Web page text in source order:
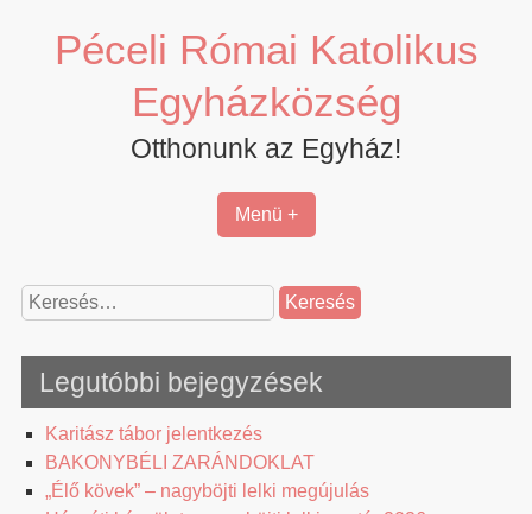
contentPéceli Római Katolikus
Egyházközség
Otthonunk az Egyház!
Menü +
Keresés:
Legutóbbi bejegyzések
Karitász tábor jelentkezés
BAKONYBÉLI ZARÁNDOKLAT
„Élő kövek” – nagyböjti lelki megújulás